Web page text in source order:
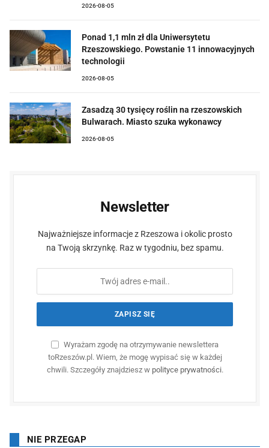
2026-08-05
Ponad 1,1 mln zł dla Uniwersytetu
Rzeszowskiego. Powstanie 11 innowacyjnych
technologii
2026-08-05
Zasadzą 30 tysięcy roślin na rzeszowskich
Bulwarach. Miasto szuka wykonawcy
2026-08-05
Newsletter
Najważniejsze informacje z Rzeszowa i okolic prosto
na Twoją skrzynkę. Raz w tygodniu, bez spamu.
Wyrażam zgodę na otrzymywanie newslettera
toRzeszów.pl. Wiem, że mogę wypisać się w każdej
chwili. Szczegóły znajdziesz w polityce prywatności.
NIE PRZEGAP